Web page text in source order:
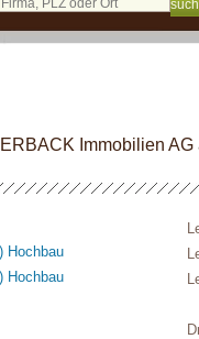
Immobilien
Hochbau
Hochbau